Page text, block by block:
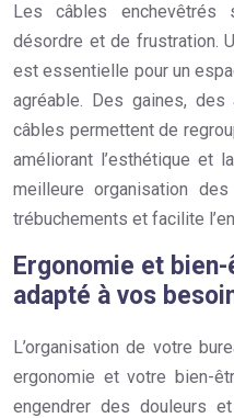
Les câbles enchevêtrés
désordre et de frustration.
est essentielle pour un
agréable. Des gaines,
câbles permettent de
améliorant l’esthétique et
meilleure organisation
trébuchements et facilite
Ergonomie et
adapté à vos
L’organisation de votre
ergonomie et votre bien-
engendrer des douleurs